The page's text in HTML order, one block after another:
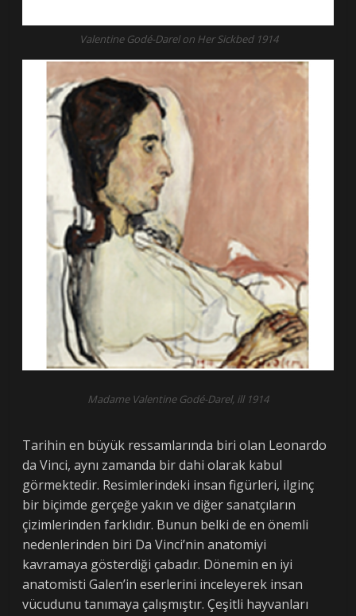
Valentine Godé-Darel on Her Sickbed 1914
Madame Valentine Godé-Darel, ill 1914
Tarihin en büyük ressamlarında biri olan Leonardo
da Vinci, aynı zamanda bir dahi olarak kabul
görmektedir. Resimlerindeki insan figürleri, ilginç
bir biçimde gerçeğe yakın ve diğer sanatçıların
çizimlerinden farklıdır. Bunun belki de en önemli
nedenlerinden biri Da Vinci’nin anatomiyi
kavramaya gösterdiği çabadır. Dönemin en iyi
anatomisti Galen’in eserlerini inceleyerek insan
vücudunu tanımaya çalışmıştır. Çeşitli hayvanları